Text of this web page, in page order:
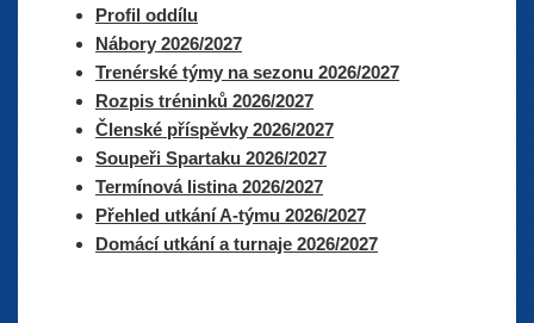
Profil oddílu
Nábory 2026/2027
Trenérské týmy na sezonu 2026/2027
Rozpis tréninků 2026/2027
Členské příspěvky 2026/2027
Soupeři Spartaku 2026/2027
Termínová listina 2026/2027
Přehled utkání A-týmu 2026/2027
Domácí utkání a turnaje 2026/2027